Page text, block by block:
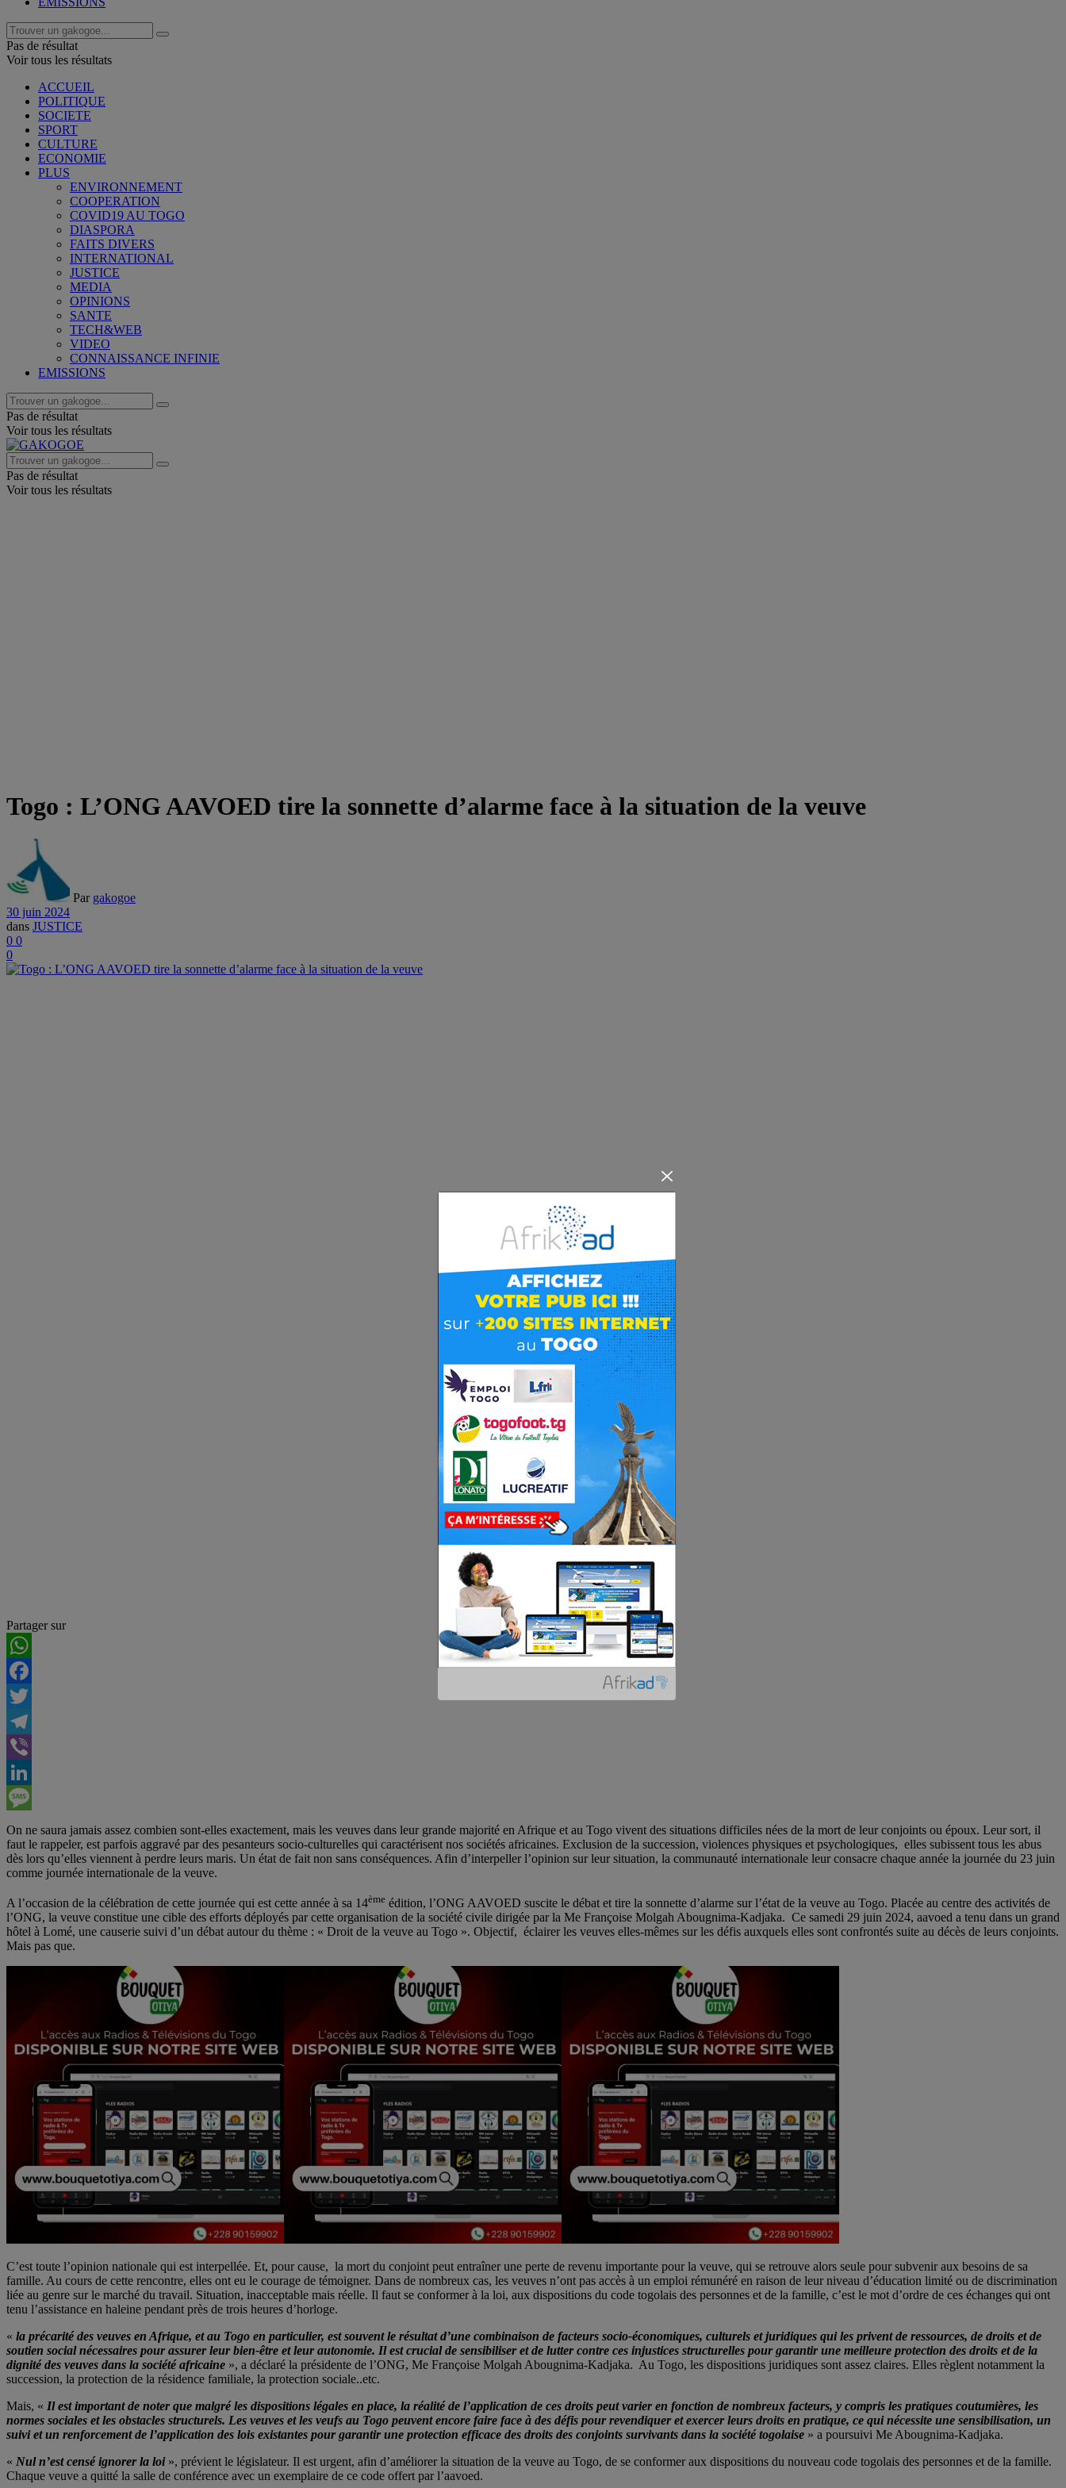
Pas de résultat
Voir tous les résultats
ACCUEIL
POLITIQUE
SOCIETE
SPORT
CULTURE
ECONOMIE
PLUS
ENVIRONNEMENT
COOPERATION
COVID19 AU TOGO
DIASPORA
FAITS DIVERS
INTERNATIONAL
JUSTICE
MEDIA
OPINIONS
SANTE
TECH&WEB
VIDEO
CONNAISSANCE INFINIE
EMISSIONS
Pas de résultat
Voir tous les résultats
Pas de résultat
Voir tous les résultats
Togo : L’ONG AAVOED tire la sonnette d’alarme face à la situation de la veuve
Par gakogoe
30 juin 2024
dans JUSTICE
0 0
0
Partager sur
WhatsApp
Facebook
Twitter
Telegram
Viber
LinkedIn
Message
On ne saura jamais assez combien sont-elles exactement, mais les veuves dans leur grande majorité en Afrique et au Togo vivent des situations difficiles nées de la mort de leur conjoints ou époux. Leur sort, il
faut le rappeler, est parfois aggravé par des pesanteurs socio-culturelles qui caractérisent nos sociétés africaines. Exclusion de la succession, violences physiques et psychologiques, elles subissent tous les abus
dès lors qu’elles viennent à perdre leurs maris. Un état de fait non sans conséquences. Afin d’interpeller l’opinion sur leur situation, la communauté internationale leur consacre chaque année la journée du 23 juin
comme journée internationale de la veuve.
A l’occasion de la célébration de cette journée qui est cette année à sa 14ème édition, l’ONG AAVOED suscite le débat et tire la sonnette d’alarme sur l’état de la veuve au Togo. Placée au centre des activités de
l’ONG, la veuve constitue une cible des efforts déployés par cette organisation de la société civile dirigée par la Me Françoise Molgah Abougnima-Kadjaka. Ce samedi 29 juin 2024, aavoed a tenu dans un grand
hôtel à Lomé, une causerie suivi d’un débat autour du thème : « Droit de la veuve au Togo ». Objectif, éclairer les veuves elles-mêmes sur les défis auxquels elles sont confrontés suite au décès de leurs conjoints.
Mais pas que.
C’est toute l’opinion nationale qui est interpellée. Et, pour cause, la mort du conjoint peut entraîner une perte de revenu importante pour la veuve, qui se retrouve alors seule pour subvenir aux besoins de sa
famille. Au cours de cette rencontre, elles ont eu le courage de témoigner. Dans de nombreux cas, les veuves n’ont pas accès à un emploi rémunéré en raison de leur niveau d’éducation limité ou de discrimination
liée au genre sur le marché du travail. Situation, inacceptable mais réelle. Il faut se conformer à la loi, aux dispositions du code togolais des personnes et de la famille, c’est le mot d’ordre de ces échanges qui ont
tenu l’assistance en haleine pendant près de trois heures d’horloge.
« la précarité des veuves en Afrique, et au Togo en particulier, est souvent le résultat d’une combinaison de facteurs socio-économiques, culturels et juridiques qui les privent de ressources, de droits et de
soutien social nécessaires pour assurer leur bien-être et leur autonomie. Il est crucial de sensibiliser et de lutter contre ces injustices structurelles pour garantir une meilleure protection des droits et de la
dignité des veuves dans la société africaine », a déclaré la présidente de l’ONG, Me Françoise Molgah Abougnima-Kadjaka. Au Togo, les dispositions juridiques sont assez claires. Elles règlent notamment la
succession, la protection de la résidence familiale, la protection sociale..etc.
Mais, « Il est important de noter que malgré les dispositions légales en place, la réalité de l’application de ces droits peut varier en fonction de nombreux facteurs, y compris les pratiques coutumières, les
normes sociales et les obstacles structurels. Les veuves et les veufs au Togo peuvent encore faire face à des défis pour revendiquer et exercer leurs droits en pratique, ce qui nécessite une sensibilisation, un
suivi et un renforcement de l’application des lois existantes pour garantir une protection efficace des droits des conjoints survivants dans la société togolaise » a poursuivi Me Abougnima-Kadjaka.
« Nul n’est censé ignorer la loi», prévient le législateur. Il est urgent, afin d’améliorer la situation de la veuve au Togo, de se conformer aux dispositions du nouveau code togolais des personnes et de la famille.
Chaque veuve a quitté la salle de conférence avec un exemplaire de ce code offert par l’aavoed.